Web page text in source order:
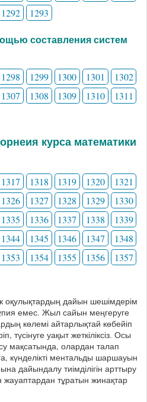
1292 1293
составления систем
1298 1299 1300 1301
1302
1307 1308 1309 1310
1311
курса математики
1317 1318 1319 1320
1321
1326 1327 1328 1329
1330
1335 1336 1337 1338
1339
1344 1345 1346 1347
1348
1353 1354 1355 1356
1357
оқулықтардың дайын шешімдерім
емес. Жыл сайын меңгеруге
көлемі айтарлықтай көбейіп
түсінуге уақыт жеткіліксіз. Осы
мақсатында, олардан талап
күнделікті ментальды шаршауын
дайындалу тиімділігін арттыру
тұратын жинақтар